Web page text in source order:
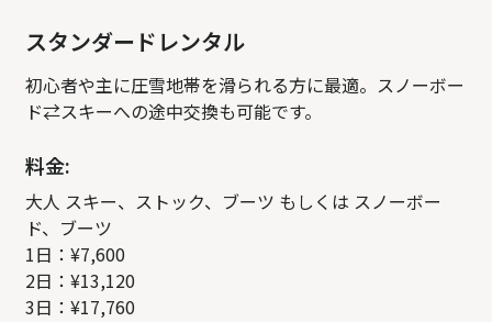
スタンダードレンタル
初心者や主に圧雪地帯を滑られる方に最適。スノーボー
ド⇄スキーへの途中交換も可能です。
料金:
大人 スキー、ストック、ブーツ もしくは スノーボー
ド、ブーツ
1日：¥7,600
2日：¥13,120
3日：¥17,760